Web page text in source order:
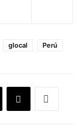
glocal Perú